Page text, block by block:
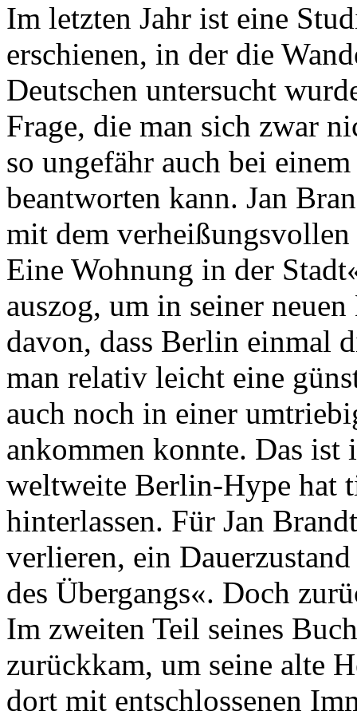
Im letzten Jahr ist eine
erschienen, in der die
Deutschen untersucht
Frage, die man sich zwar
so ungefähr auch bei
beantworten kann. Jan
mit dem
Eine Wohnung in der
auszog, um in seiner
davon, dass Berlin einmal
man relativ leicht eine
auch noch in einer
ankommen konnte. Das ist
weltweite Berlin-Hype hat
hinterlassen. Für Jan
verlieren, ein
des Übergangs«. Doch
Im zweiten Teil seines
zurückkam, um seine alte
dort mit entschlossenen